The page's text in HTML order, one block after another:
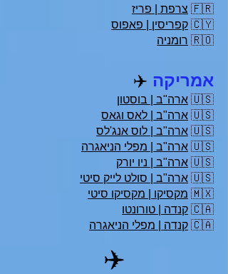
🇫🇷 צרפת | פריז
🇨🇾 קפריסין | פאפוס
🇷🇴 רומניה
אמריקה ✈️
🇺🇸 ארה"ב | בוסטון
🇺🇸 ארה"ב | לאס וגאס
🇺🇸 ארה"ב | לוס אנג'לס
🇺🇸 ארה"ב | מפלי הניאגרה
🇺🇸 ארה"ב | ניו יורק
🇺🇸 ארה"ב | סולט לייק סיטי
🇲🇽 מקסיקו | מקסיקו סיטי
🇨🇦 קנדה | טורונטו
🇨🇦 קנדה | מפלי הניאגרה
✈️